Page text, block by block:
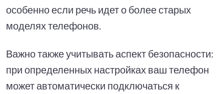
особенно если речь идет о более старых
моделях телефонов.
Важно также учитывать аспект безопасности:
при определенных настройках ваш телефон
может автоматически подключаться к